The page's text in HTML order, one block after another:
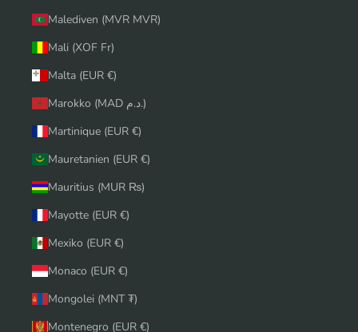
Malediven (MVR MVR)
Mali (XOF Fr)
Malta (EUR €)
Marokko (MAD د.م.)
Martinique (EUR €)
Mauretanien (EUR €)
Mauritius (MUR ₨)
Mayotte (EUR €)
Mexiko (EUR €)
Monaco (EUR €)
Mongolei (MNT ₮)
Montenegro (EUR €)